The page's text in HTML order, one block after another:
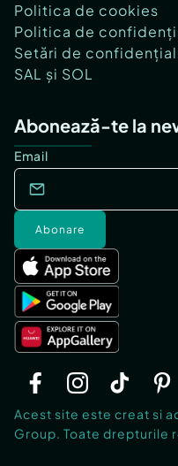
Politica de cookies
Politica de
Setări de
SAL și SOL
Abonează-te la
Email
Abonare
Acest site este creat si
Group. Toate drepturile